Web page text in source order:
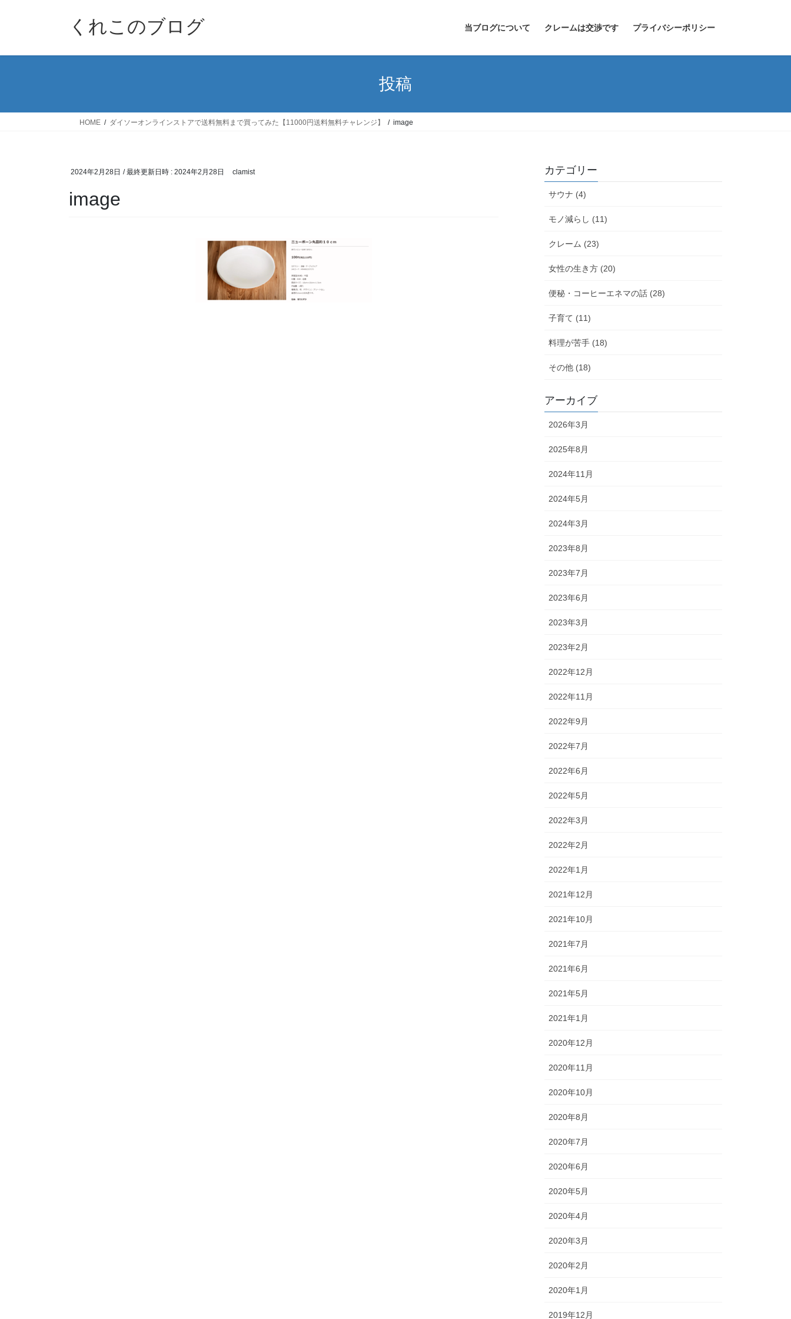
くれこのブログ 当ブログについて クレームは交渉です プライバシーポリシー
投稿
HOME ダイソーオンラインストアで送料無料まで買ってみた【11000円送料無料チャレンジ】 image
2024年2月28日 / 最終更新日時 : 2024年2月28日 clamist
image
カテゴリー
サウナ (4)
モノ減らし (11)
クレーム (23)
女性の生き方 (20)
便秘・コーヒーエネマの話 (28)
子育て (11)
料理が苦手 (18)
その他 (18)
アーカイブ
2026年3月
2025年8月
2024年11月
2024年5月
2024年3月
2023年8月
2023年7月
2023年6月
2023年3月
2023年2月
2022年12月
2022年11月
2022年9月
2022年7月
2022年6月
2022年5月
2022年3月
2022年2月
2022年1月
2021年12月
2021年10月
2021年7月
2021年6月
2021年5月
2021年1月
2020年12月
2020年11月
2020年10月
2020年8月
2020年7月
2020年6月
2020年5月
2020年4月
2020年3月
2020年2月
2020年1月
2019年12月